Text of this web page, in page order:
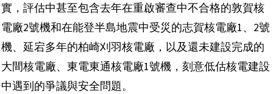
實，評估中甚至包含去年在重啟審查中不合格的敦賀核
電廠2號機和在能登半島地震中受災的志賀核電廠1、2號
機、延宕多年的柏崎刈羽核電廠，以及還未建設完成的
大間核電廠、東電東通核電廠1號機，刻意低估核電建設
中遇到的爭議與安全問題。